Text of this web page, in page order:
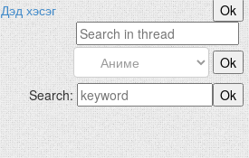
Дэд хэсэг
Search: